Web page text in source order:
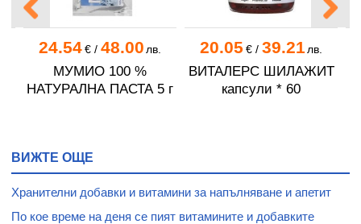
24.54 €/ 48.00 лв.
МУМИО 100 %
НАТУРАЛНА ПАСТА 5 г
20.05 €/ 39.21 лв.
ВИТАЛЕРС ШИЛАЖИТ
капсули * 60
ВИЖТЕ ОЩЕ
Хранителни добавки и витамини за напълняване и апетит
По кое време на деня се пият витамините и добавките